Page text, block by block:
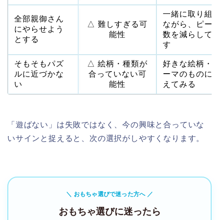
全部親御さん
にやらせよう
とする
△ 難しすぎる可
能性
一緒に取り組
ながら、ピー
数を減らして
す
そもそもパズ
ルに近づかな
い
△ 絵柄・種類が
合っていない可
能性
好きな絵柄・
ーマのものに
えてみる
「遊ばない」は失敗ではなく、今の興味と合っていな
いサインと捉えると、次の選択がしやすくなります。
＼ おもちゃ選びで迷った方へ ／
おもちゃ選びに迷ったら